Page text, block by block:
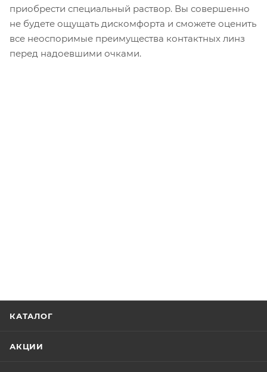
приобрести специальный раствор. Вы совершенно
не будете ощущать дискомфорта и сможете оценить
все неоспоримые преимущества контактных линз
перед надоевшими очками.
КАТАЛОГ
АКЦИИ